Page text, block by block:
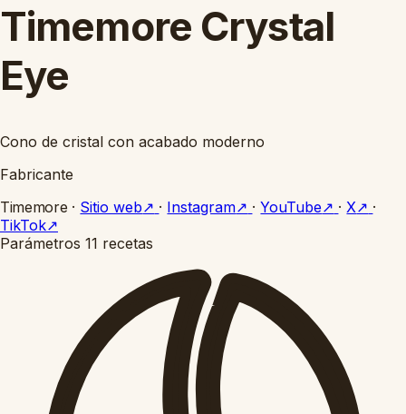
Timemore Crystal
Eye
Cono de cristal con acabado moderno
Fabricante
Timemore · Sitio web↗ · Instagram↗ · YouTube↗ · X↗ ·
TikTok↗
Parámetros 11 recetas